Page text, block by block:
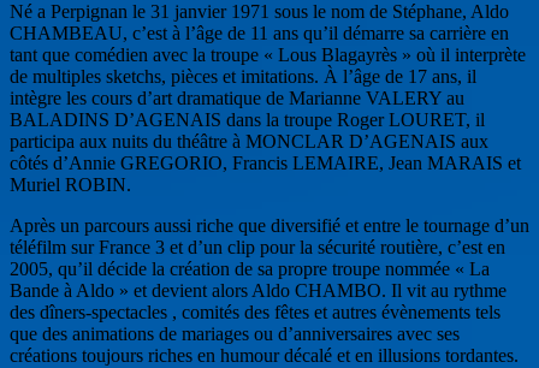
Né a Perpignan le 31 janvier 1971 sous le nom de Stéphane, Aldo
CHAMBEAU, c’est à l’âge de 11 ans qu’il démarre sa carrière en
tant que comédien avec la troupe « Lous Blagayrès » où il interprète
de multiples sketchs, pièces et imitations. À l’âge de 17 ans, il
intègre les cours d’art dramatique de Marianne VALERY au
BALADINS D’AGENAIS dans la troupe Roger LOURET, il
participa aux nuits du théâtre à MONCLAR D’AGENAIS aux
côtés d’Annie GREGORIO, Francis LEMAIRE, Jean MARAIS et
Muriel ROBIN.
Après un parcours aussi riche que diversifié et entre le tournage d’un
téléfilm sur France 3 et d’un clip pour la sécurité routière, c’est en
2005, qu’il décide la création de sa propre troupe nommée « La
Bande à Aldo » et devient alors Aldo CHAMBO. Il vit au rythme
des dîners-spectacles , comités des fêtes et autres évènements tels
que des animations de mariages ou d’anniversaires avec ses
créations toujours riches en humour décalé et en illusions tordantes.